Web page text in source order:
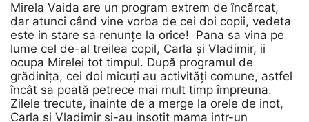
Mirela Vaida are un program extrem de încărcat,
dar atunci când vine vorba de cei doi copii, vedeta
este in stare sa renunțe la orice! Pana sa vina pe
lume cel de-al treilea copil, Carla și Vladimir, ii
ocupa Mirelei tot timpul. După programul de
grădinița, cei doi micuți au activități comune, astfel
încât sa poată petrece mai mult timp împreuna.
Zilele trecute, înainte de a merge la orele de inot,
Carla și Vladimir și-au insotit mama intr-un